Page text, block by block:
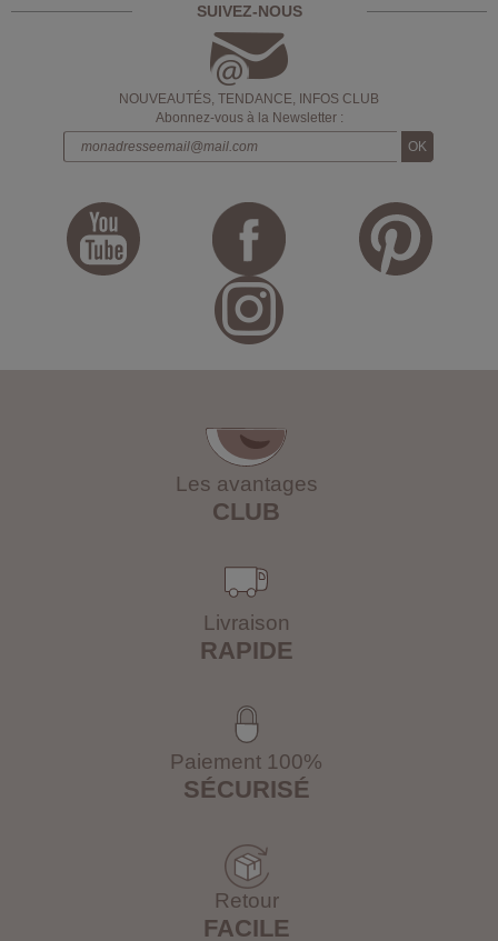
SUIVEZ-NOUS
NOUVEAUTÉS, TENDANCE, INFOS CLUB
Abonnez-vous à la Newsletter :
Les avantages
CLUB
Livraison
RAPIDE
Paiement 100%
SÉCURISÉ
Retour
FACILE